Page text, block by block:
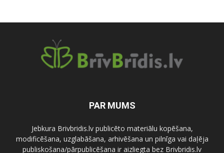
PAR MUMS
Jebkura Brivbridis.lv publicēto materiālu kopēšana,
modificēšana, uzglabāšana, arhivēšana un pilnīga vai daļēja
publiskošana/pārpublicēšana ir aizliegta bez Brivbridis.lv